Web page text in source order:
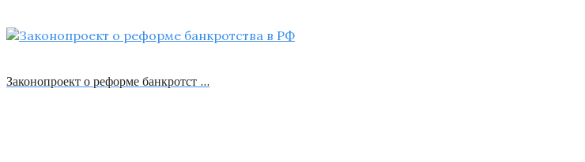
Законопроект о реформе банкротст …